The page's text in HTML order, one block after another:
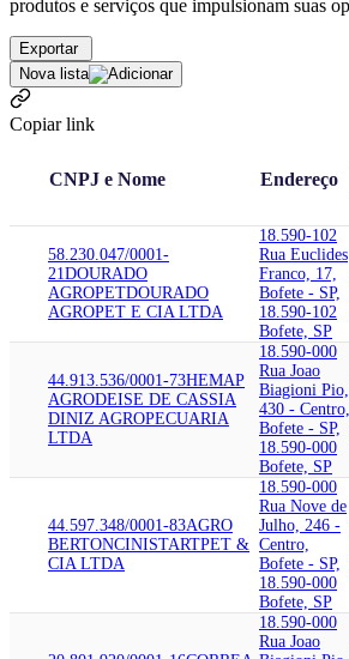
produtos e serviços que impulsionam suas
Exportar
Nova lista
Copiar link
CNPJ e Nome Endereço
58.230.047/0001-
21 DOURADO
AGROPETDOURADO
AGROPET E CIA LTDA
18.590-102
Rua Euclides
Franco, 17,
Bofete - SP,
18.590-102
Bofete, SP
44.913.536/0001-73HEMAP
AGRODEISE DE CASSIA
DINIZ AGROPECUARIA
LTDA
18.590-000
Rua Joao
Biagioni Pio,
430 - Centro,
Bofete - SP,
18.590-000
Bofete, SP
44.597.348/0001-83AGRO
BERTONCINISTARTPET &
CIA LTDA
18.590-000
Rua Nove de
Julho, 246 -
Centro,
Bofete - SP,
18.590-000
Bofete, SP
18.590-000
Rua Joao